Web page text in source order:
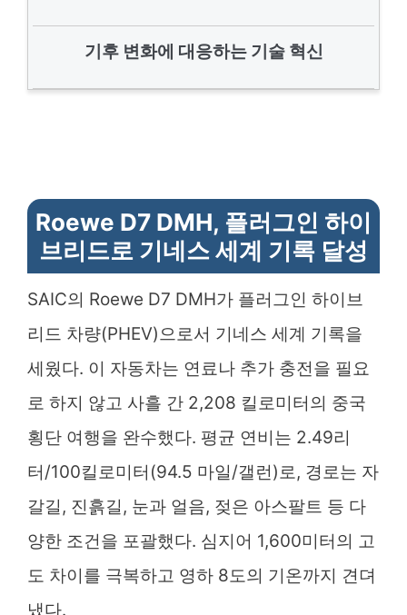
기후 변화에 대응하는 기술 혁신
Roewe D7 DMH, 플러그인 하이
브리드로 기네스 세계 기록 달성
SAIC의 Roewe D7 DMH가 플러그인 하이브
리드 차량(PHEV)으로서 기네스 세계 기록을
세웠다. 이 자동차는 연료나 추가 충전을 필요
로 하지 않고 사흘 간 2,208 킬로미터의 중국
횡단 여행을 완수했다. 평균 연비는 2.49리
터/100킬로미터(94.5 마일/갤런)로, 경로는 자
갈길, 진흙길, 눈과 얼음, 젖은 아스팔트 등 다
양한 조건을 포괄했다. 심지어 1,600미터의 고
도 차이를 극복하고 영하 8도의 기온까지 견뎌
냈다.